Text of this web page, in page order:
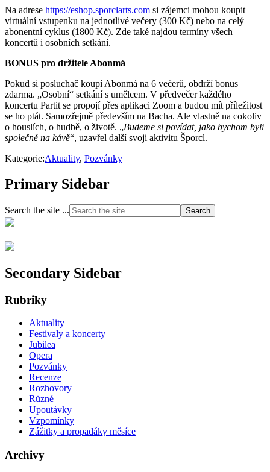
Na adrese https://eshop.sporclarts.com si zájemci mohou koupit
virtuální vstupenku na jednotlivé večery (300 Kč) nebo na celý
abonentní cyklus (1800 Kč). Zde také najdou termíny všech
koncertů i osobních setkání.
BONUS pro držitele Abonmá
Pokud si posluchač koupí Abonmá na 6 večerů, obdrží bonus
zdarma. „Osobní“ setkání s umělcem. V předvečer každého
koncertu Partit se propojí přes aplikaci Zoom a budou mít příležitost
se ho ptát. Samozřejmě především na Bacha. Ale vlastně na cokoliv
o houslích, o hudbě, o životě. „Budeme si povídat, jako bychom byli
společně na kávě“, uzavřel další svoji aktivitu Šporcl.
Kategorie:Aktuality, Pozvánky
Primary Sidebar
Search the site ...
Secondary Sidebar
Rubriky
Aktuality
Festivaly a koncerty
Jubilea
Opera
Pozvánky
Recenze
Rozhovory
Různé
Upoutávky
Vzpomínky
Zážitky a propadáky měsíce
Archivy